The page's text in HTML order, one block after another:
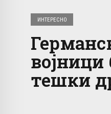
ИНТЕРЕСНО
војници
тешки